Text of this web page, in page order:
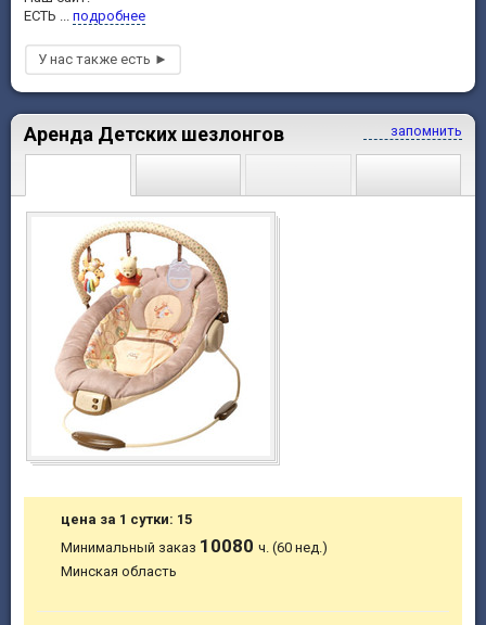
ЕСТЬ ... подробнее
запомнить
Аренда Детских шезлонгов
цена за 1 сутки: 15
Минимальный заказ 10080ч. (60 нед.)
Минская область